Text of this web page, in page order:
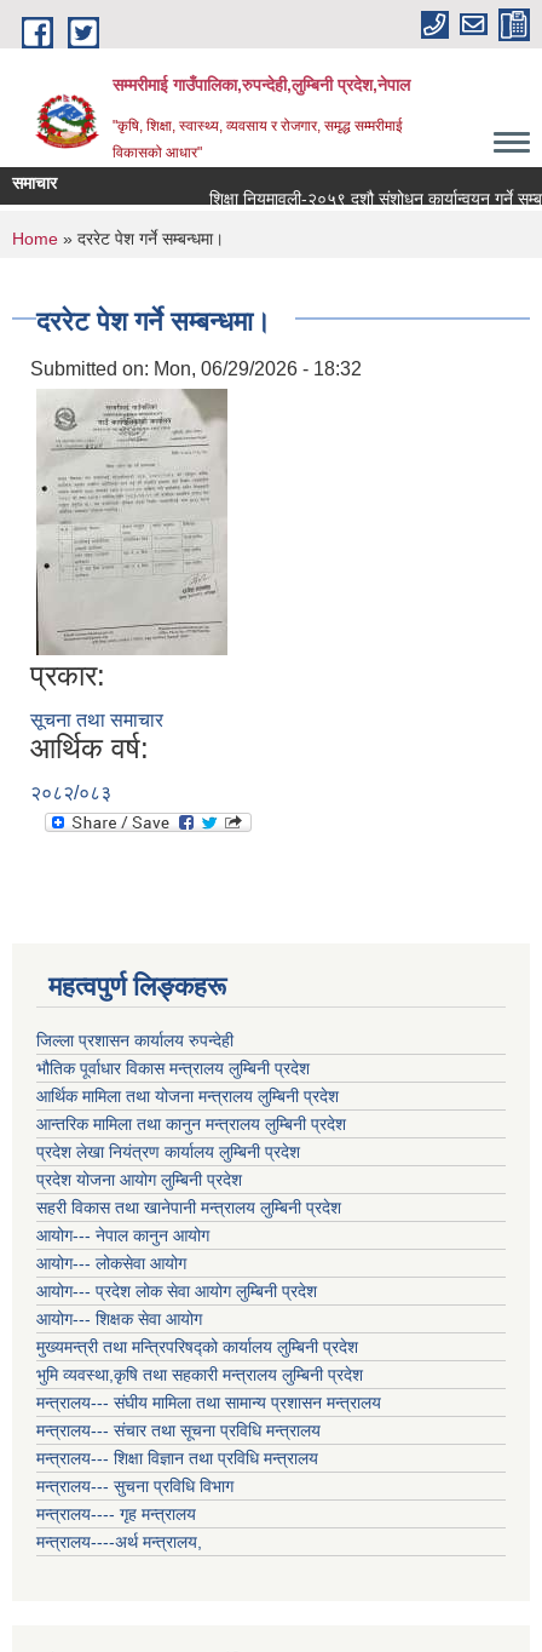
Skip to main content
सम्मरीमाई गाउँपालिका,रुपन्देही,लुम्बिनी प्रदेश,नेपाल
"कृषि, शिक्षा, स्वास्थ्य, व्यवसाय र रोजगार, समृद्ध सम्मरीमाई
विकासको आधार"
समाचार
शिक्षा नियमावली-२०५९ दशौ संशोधन कार्यान्वयन गर्ने
You are here
Home » दररेट पेश गर्ने सम्बन्धमा।
दररेट पेश गर्ने सम्बन्धमा।
Submitted on: Mon, 06/29/2026 - 18:32
प्रकार:
सूचना तथा समाचार
आर्थिक वर्ष:
२०८२/०८३
महत्वपुर्ण लिङ्कहरू
जिल्ला प्रशासन कार्यालय रुपन्देही
भौतिक पूर्वाधार विकास मन्त्रालय लुम्बिनी प्रदेश
आर्थिक मामिला तथा योजना मन्त्रालय लुम्बिनी प्रदेश
आन्तरिक मामिला तथा कानुन मन्त्रालय लुम्बिनी प्रदेश
प्रदेश लेखा नियंत्रण कार्यालय लुम्बिनी प्रदेश
प्रदेश योजना आयोग लुम्बिनी प्रदेश
सहरी विकास तथा खानेपानी मन्त्रालय लुम्बिनी प्रदेश
आयोग--- नेपाल कानुन आयोग
आयोग--- लोकसेवा आयोग
आयोग--- प्रदेश लोक सेवा आयोग लुम्बिनी प्रदेश
आयोग--- शिक्षक सेवा आयोग
मुख्यमन्त्री तथा मन्त्रिपरिषद्को कार्यालय लुम्बिनी प्रदेश
भुमि व्यवस्था,कृषि तथा सहकारी मन्त्रालय लुम्बिनी प्रदेश
मन्त्रालय--- संघीय मामिला तथा सामान्य प्रशासन मन्त्रालय
मन्त्रालय--- संचार तथा सूचना प्रविधि मन्त्रालय
मन्त्रालय--- शिक्षा विज्ञान तथा प्रविधि मन्त्रालय
मन्त्रालय--- सुचना प्रविधि विभाग
मन्त्रालय---- गृह मन्त्रालय
मन्त्रालय----अर्थ मन्त्रालय,